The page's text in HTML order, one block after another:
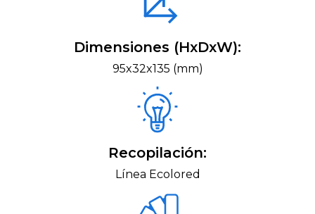
Dimensiones (HxDxW):
95x32x135 (mm)
Recopilación:
Línea Ecolored